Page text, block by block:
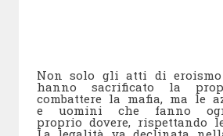
Non solo gli atti di
hanno sacrificato la
combattere la mafia, ma le
e uomini che fanno
proprio dovere, rispettando